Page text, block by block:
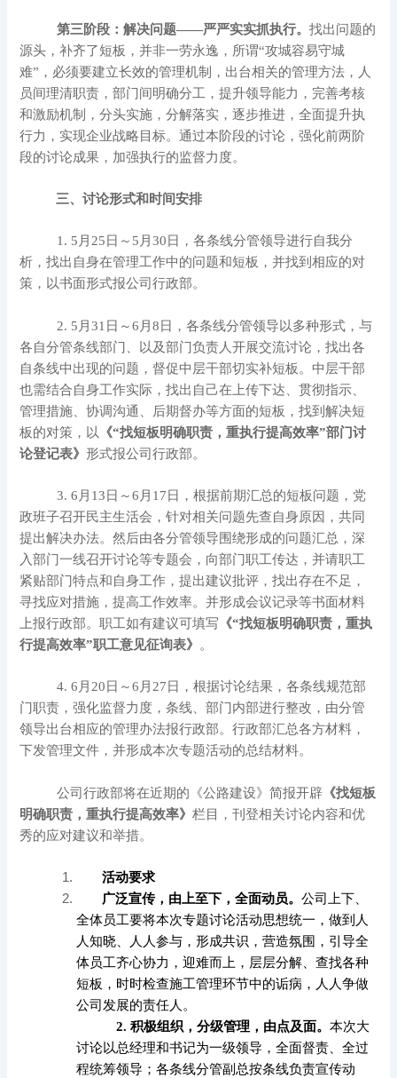
第三阶段：解决问题——严严实实抓执行。找出问题的
源头，补齐了短板，并非一劳永逸，所谓“攻城容易守城
难”，必须要建立长效的管理机制，出台相关的管理方法，人
员间理清职责，部门间明确分工，提升领导能力，完善考核
和激励机制，分头实施，分解落实，逐步推进，全面提升执
行力，实现企业战略目标。通过本阶段的讨论，强化前两阶
段的讨论成果，加强执行的监督力度。
三、讨论形式和时间安排
1. 5月25 日～5月30 日，各条线分管领导进行自我分
析，找出自身在管理工作中的问题和短板，并找到相应的对
策，以书面形式报公司行政部。
2. 5月31 日～6月8 日，各条线分管领导以多种形式，与
各自分管条线部门、以及部门负责人开展交流讨论，找出各
自条线中出现的问题，督促中层干部切实补短板。中层干部
也需结合自身工作实际，找出自己在上传下达、贯彻指示、
管理措施、协调沟通、后期督办等方面的短板，找到解决短
板的对策，以
《“找短板明确职责，重执行提高效率”部门讨
论登记表》 形式报公司行政部。
3. 6月13日～6月17日，根据前期汇总的短板问题，党
政班子召开民主生活会，针对相关问题先查自身原因，共同
提出解决办法。然后由各分管领导围绕形成的问题汇总，深
入部门一线召开讨论等专题会，向部门职工传达，并请职工
紧贴部门特点和自身工作，提出建议批评，找出存在不足，
寻找应对措施，提高工作效率。并形成会议记录等书面材料
上报行政部。职工如有建议可填写 《“找短板明确职责，重执
行提高效率”职工意见征询表》 。
4. 6月20 日 ～6月27日，根据讨论结果，各条线规范部
门职责，强化监督力度，条线、部门内部进行整改，由分管
领导出台相应的管理办法报行政部。行政部汇总各方材料，
下发管理文件，并形成本次专题活动的总结材料。
公司行政部将在近期的《公路建设》简报开辟 《找短板
明确职责，重执行提高效率》栏目，刊登相关讨论内容和优
秀的应对建议和举措。
活动要求
广泛宣传，由上至下，全面动员。公司上下、
全体员工要将本次专题讨论活动思想统一，做到人
人知晓、人人参与，形成共识，营造氛围，引导全
体员工齐心协力，迎难而上，层层分解、查找各种
短板，时时检查施工管理环节中的诟病，人人争做
公司发展的责任人。
2. 积极组织，分级管理，由点及面。本次大
讨论以总经理和书记为一级领导，全面督责、全过
程统筹领导；各条线分管副总按条线负责宣传动